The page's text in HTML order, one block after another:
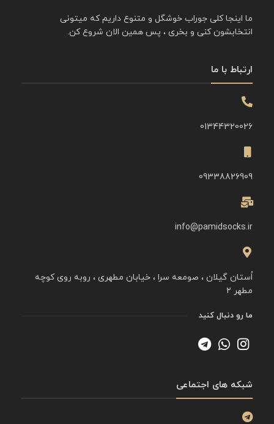
ما اینجا کلی جوراب خوشگل و متنوع داریم که میتونی
انتخابشون کنی و بخری ، پس همین الان شروع کن.
ارتباط با ما
01344320026
09338826909
info@pamidsocks.ir
اُستان گیلان ، صومعه سرا ، خیابان مطهری ، روبه روی کوچه
مطهر ۲
ما رو دنبال کنید
شبکه های اجتماعی